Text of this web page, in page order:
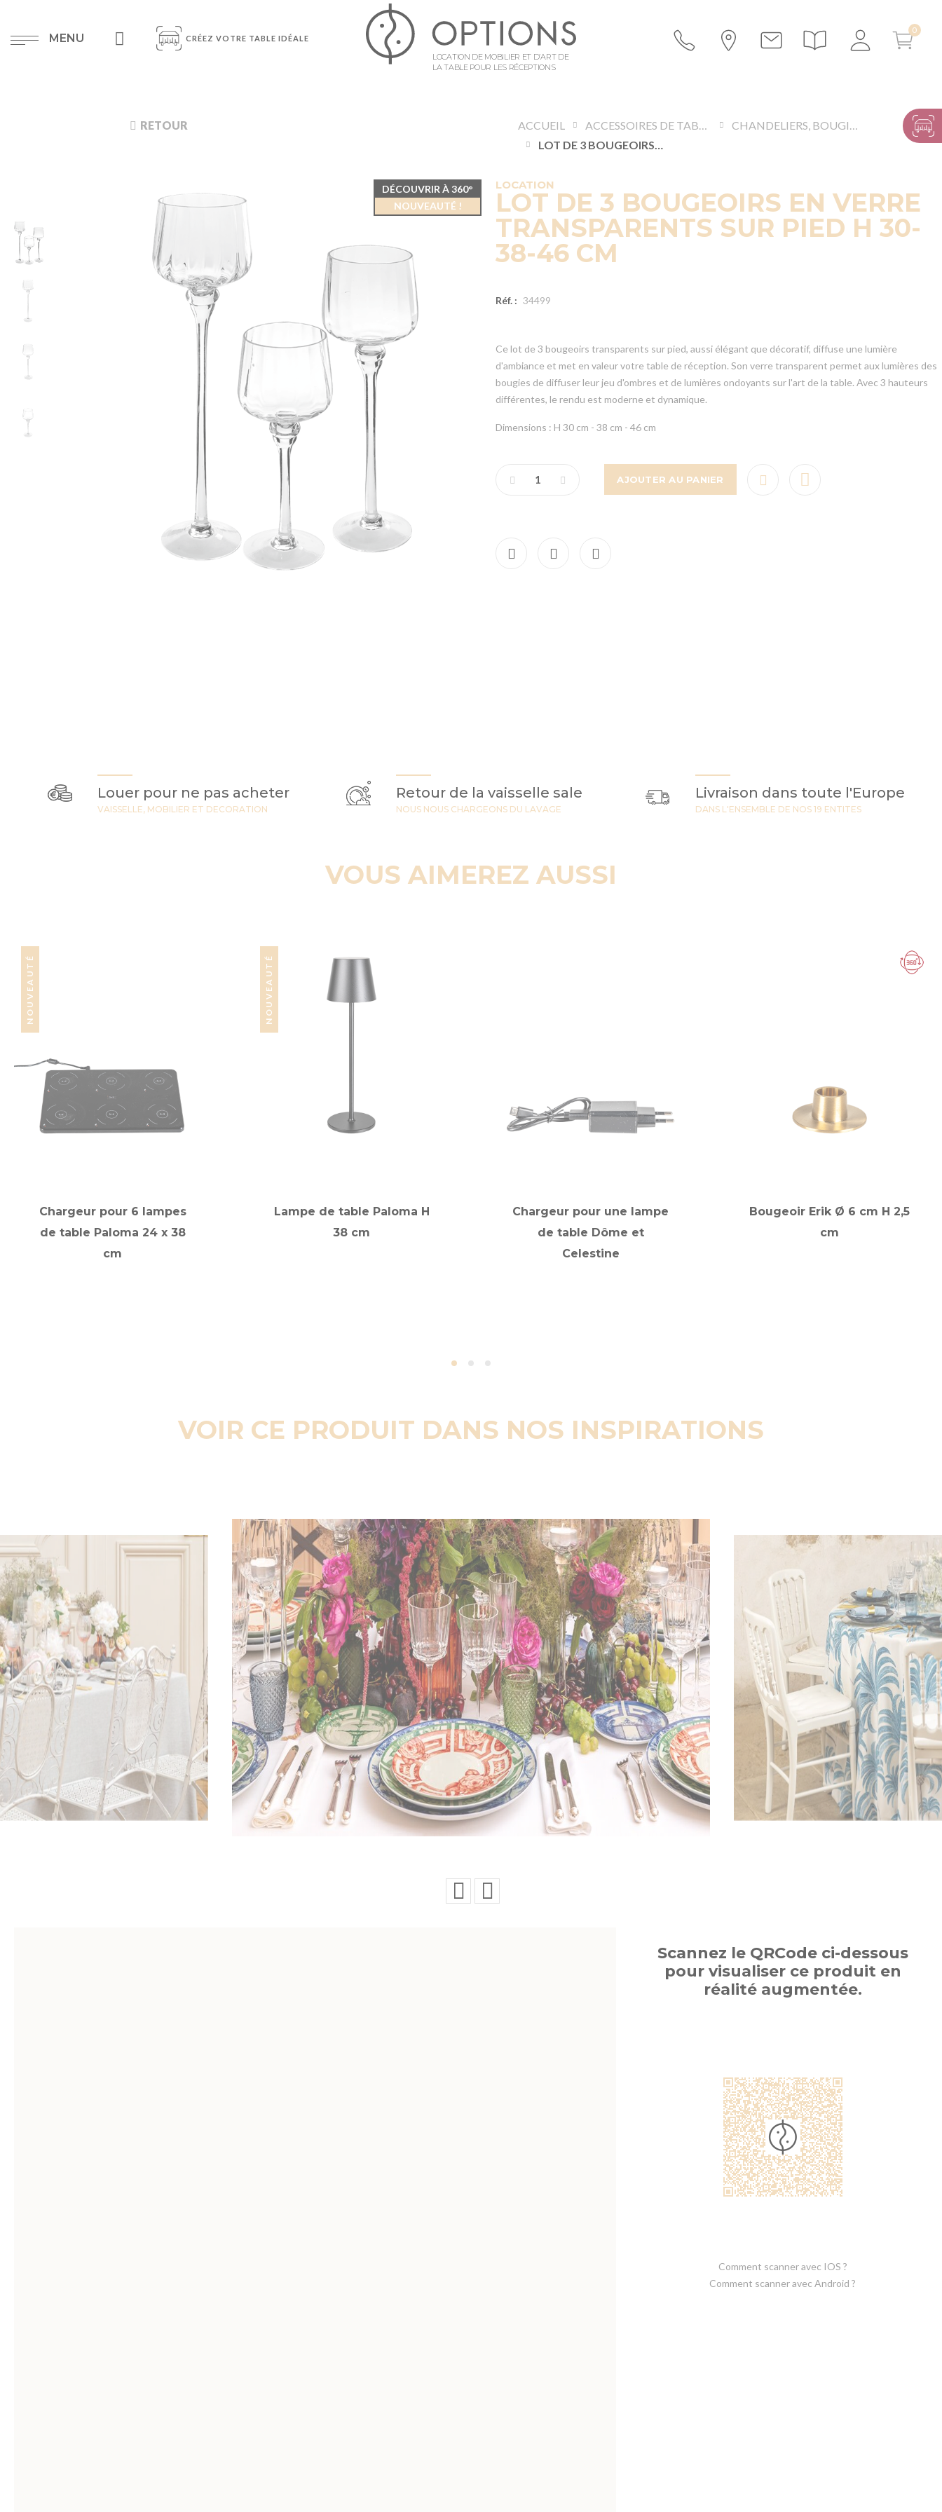
MENU CRÉEZ VOTRE TABLE IDÉALE
LOCATION DE MOBILIER ET D’ART DE
LA TABLE POUR LES RÉCEPTIONS
RETOUR ACCUEIL ACCESSOIRES DE TABLES ET BUFFETS
CHANDELIERS, BOUGIES ET ACCESSOIRES LUMINEUX
LOT DE 3 BOUGEOIRS EN VERRE TRANSPARENTS SUR PIED H 30-38-46 CM
LOCATION
LOT DE 3 BOUGEOIRS EN VERRE
TRANSPARENTS SUR PIED H 30-
38-46 CM
Réf. : 34499
Ce lot de 3 bougeoirs transparents sur pied, aussi élégant que décoratif, diffuse une lumière
d'ambiance et met en valeur votre table de réception. Son verre transparent permet aux lumières des
bougies de diffuser leur jeu d'ombres et de lumières ondoyants sur l'art de la table. Avec 3 hauteurs
différentes, le rendu est moderne et dynamique.
Dimensions : H 30 cm - 38 cm - 46 cm
AJOUTER AU PANIER
DÉCOUVRIR À 360°
NOUVEAUTÉ !
Louer pour ne pas acheter
VAISSELLE, MOBILIER ET DECORATION
Retour de la vaisselle sale
NOUS NOUS CHARGEONS DU LAVAGE
Livraison dans toute l'Europe
DANS L'ENSEMBLE DE NOS 19 ENTITES
VOUS AIMEREZ AUSSI
NOUVEAUTÉ
Chargeur pour 6 lampes
de table Paloma 24 x 38
cm
NOUVEAUTÉ
Lampe de table Paloma H
38 cm
Chargeur pour une lampe
de table Dôme et
Celestine
Bougeoir Erik Ø 6 cm H 2,5
cm
VOIR CE PRODUIT DANS NOS INSPIRATIONS
Scannez le QRCode ci-dessous
pour visualiser ce produit en
réalité augmentée.
Comment scanner avec IOS ?
Comment scanner avec Android ?